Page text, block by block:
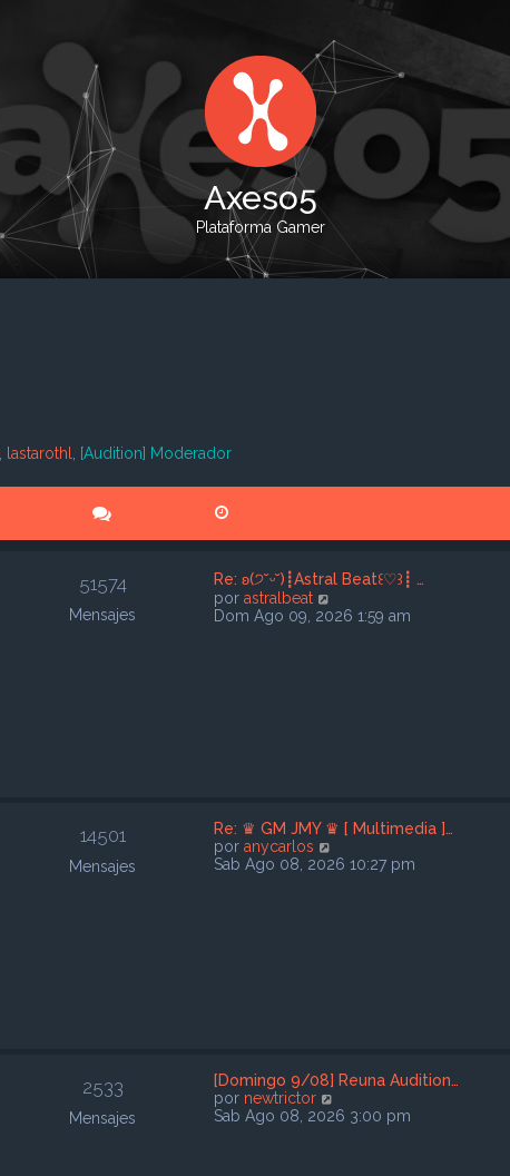
Axeso5
Plataforma Gamer
lastarothl [Audition] Moderador
51574
Mensajes
Re: ʚ(੭˘ᵕ˘)┋Astral Beat꒰♡︎꒱┋ …
porastralbeat
e
a
e
Dom Ago 09, 2026 1:59 am
14501
Mensajes
Re: ♛ GM JMY ♛ [ Multimedia ]…
poranycarlos
e
a
e
Sab Ago 08, 2026 10:27 pm
2533
Mensajes
[Domingo 9/08] Reuna Audition…
por newtrictor
e
Sab Ago 08, 2026 3:00 pm